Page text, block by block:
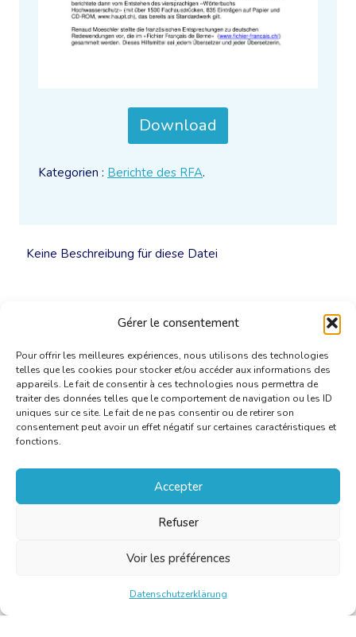
Gérer le consentement
Pour offrir les meilleures expériences, nous utilisons des technologies
telles que les cookies pour stocker et/ou accéder aux informations des
appareils. Le fait de consentir à ces technologies nous permettra de
traiter des données telles que le comportement de navigation ou les ID
uniques sur ce site. Le fait de ne pas consentir ou de retirer son
consentement peut avoir un effet négatif sur certaines caractéristiques et
fonctions.
Accepter
Refuser
Voir les préférences
Datenschutzerklärung
Keine Beschreibung für diese Datei
Download
Kategorien : Berichte des RFA.